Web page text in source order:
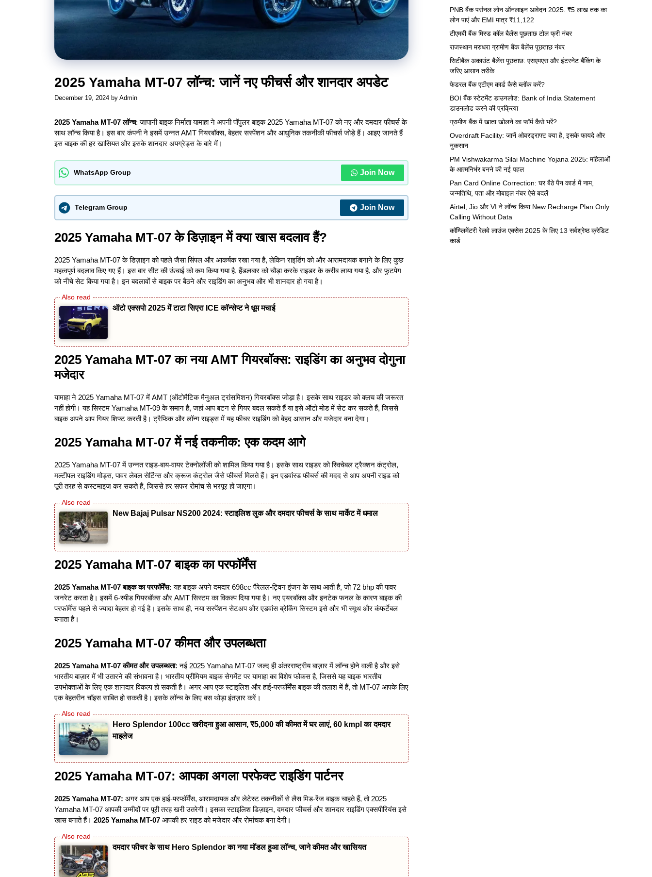
2025 Yamaha MT-07 लॉन्च: जानें नए फीचर्स और शानदार अपडेट
December 19, 2024 by Admin
2025 Yamaha MT-07लॉन्च: जापानी बाइक निर्माता यामाहा ने अपनी पॉपुलर बाइक 2025 Yamaha MT-07 को नए और दमदार फीचर्स के
साथ लॉन्च किया है। इस बार कंपनी ने इसमें उन्नत AMT गियरबॉक्स, बेहतर सस्पेंशन और आधुनिक तकनीकी फीचर्स जोड़े हैं। आइए जानते हैं
इस बाइक की हर खासियत और इसके शानदार अपग्रेड्स के बारे में।
WhatsApp Group Join Now
Telegram Group Join Now
2025 Yamaha MT-07 के डिज़ाइन में क्या खास बदलाव हैं?
2025 Yamaha MT-07 के डिज़ाइन को पहले जैसा सिंपल और आकर्षक रखा गया है, लेकिन राइडिंग को और आरामदायक बनाने के लिए कुछ
महत्वपूर्ण बदलाव किए गए हैं। इस बार सीट की ऊंचाई को कम किया गया है, हैंडलबार को चौड़ा करके राइडर के करीब लाया गया है, और फुटपेग
को नीचे सेट किया गया है। इन बदलावों से बाइक पर बैठने और राइडिंग का अनुभव और भी शानदार हो गया है।
ऑटो एक्सपो 2025 में टाटा सिएरा ICE कॉन्सेप्ट ने धूम मचाई
2025 Yamaha MT-07 का नया AMT गियरबॉक्स: राइडिंग का अनुभव दोगुना
मजेदार
यामाहा ने 2025 Yamaha MT-07 में AMT (ऑटोमैटिक मैनुअल ट्रांसमिशन) गियरबॉक्स जोड़ा है। इसके साथ राइडर को क्लच की जरूरत
नहीं होगी। यह सिस्टम Yamaha MT-09 के समान है, जहां आप बटन से गियर बदल सकते हैं या इसे ऑटो मोड में सेट कर सकते हैं, जिससे
बाइक अपने आप गियर शिफ्ट करती है। ट्रैफिक और लॉन्ग राइड्स में यह फीचर राइडिंग को बेहद आसान और मजेदार बना देगा।
2025 Yamaha MT-07 में नई तकनीक: एक कदम आगे
2025 Yamaha MT-07 में उन्नत राइड-बाय-वायर टेक्नोलॉजी को शामिल किया गया है। इसके साथ राइडर को स्विचेबल ट्रैक्शन कंट्रोल,
मल्टीपल राइडिंग मोड्स, पावर लेवल सेटिंग्स और क्रूज कंट्रोल जैसे फीचर्स मिलते हैं। इन एडवांस्ड फीचर्स की मदद से आप अपनी राइड को
पूरी तरह से कस्टमाइज कर सकते हैं, जिससे हर सफर रोमांच से भरपूर हो जाएगा।
New Bajaj Pulsar NS200 2024: स्टाइलिश लुक और दमदार फीचर्स के साथ मार्केट में धमाल
2025 Yamaha MT-07 बाइक का परफॉर्मेंस
2025 Yamaha MT-07बाइक का परफॉर्मेंस: यह बाइक अपने दमदार 698cc पैरेलल-ट्विन इंजन के साथ आती है, जो 72 bhp की पावर
जनरेट करता है। इसमें 6-स्पीड गियरबॉक्स और AMT सिस्टम का विकल्प दिया गया है। नए एयरबॉक्स और इनटेक फनल के कारण बाइक की
परफॉर्मेंस पहले से ज्यादा बेहतर हो गई है। इसके साथ ही, नया सस्पेंशन सेटअप और एडवांस ब्रेकिंग सिस्टम इसे और भी स्मूथ और कंफर्टेबल
बनाता है।
2025 Yamaha MT-07 कीमत और उपलब्धता
2025 Yamaha MT-07कीमत और उपलब्धता: नई 2025 Yamaha MT-07 जल्द ही अंतरराष्ट्रीय बाज़ार में लॉन्च होने वाली है और इसे
भारतीय बाज़ार में भी उतारने की संभावना है। भारतीय प्रीमियम बाइक सेगमेंट पर यामाहा का विशेष फोकस है, जिससे यह बाइक भारतीय
उपभोक्ताओं के लिए एक शानदार विकल्प हो सकती है। अगर आप एक स्टाइलिश और हाई-परफॉर्मेंस बाइक की तलाश में हैं, तो MT-07 आपके लिए
एक बेहतरीन चॉइस साबित हो सकती है। इसके लॉन्च के लिए बस थोड़ा इंतज़ार करें।
Hero Splendor 100cc खरीदना हुआ आसान, ₹5,000 की कीमत में घर लाएं, 60 kmpl का दमदार
माइलेज
2025 Yamaha MT-07: आपका अगला परफेक्ट राइडिंग पार्टनर
2025 Yamaha MT-07: अगर आप एक हाई-परफॉर्मेंस, आरामदायक और लेटेस्ट तकनीकों से लैस मिड-रेंज बाइक चाहते हैं, तो 2025
Yamaha MT-07 आपकी उम्मीदों पर पूरी तरह खरी उतरेगी। इसका स्टाइलिश डिज़ाइन, दमदार फीचर्स और शानदार राइडिंग एक्सपीरियंस इसे
खास बनाते हैं। 2025 Yamaha MT-07 आपकी हर राइड को मजेदार और रोमांचक बना देगी।
दमदार फीचर के साथ Hero Splendor का नया मॉडल हुआ लॉन्च, जाने कीमत और खासियत
PNB बैंक पर्सनल लोन ऑनलाइन आवेदन 2025: ₹5 लाख तक का
लोन पाएं और EMI मात्र ₹11,122
टीएमबी बैंक मिस्ड कॉल बैलेंस पूछताछ टोल फ्री नंबर
राजस्थान मरुधरा ग्रामीण बैंक बैलेंस पूछताछ नंबर
सिटीबैंक अकाउंट बैलेंस पूछताछ: एसएमएस और इंटरनेट बैंकिंग के
जरिए आसान तरीके
फेडरल बैंक एटीएम कार्ड कैसे ब्लॉक करें?
BOI बैंक स्टेटमेंट डाउनलोड: Bank of India Statement
डाउनलोड करने की प्रक्रिया
ग्रामीण बैंक में खाता खोलने का फॉर्म कैसे भरें?
Overdraft Facility: जानें ओवरड्राफ्ट क्या है, इसके फायदे और
नुकसान
PM Vishwakarma Silai Machine Yojana 2025: महिलाओं
के आत्मनिर्भर बनने की नई पहल
Pan Card Online Correction: घर बैठे पैन कार्ड में नाम,
जन्मतिथि, पता और मोबाइल नंबर ऐसे बदलें
Airtel, Jio और VI ने लॉन्च किया New Recharge Plan Only
Calling Without Data
कॉम्प्लिमेंटरी रेलवे लाउंज एक्सेस 2025 के लिए 13 सर्वश्रेष्ठ क्रेडिट
कार्ड